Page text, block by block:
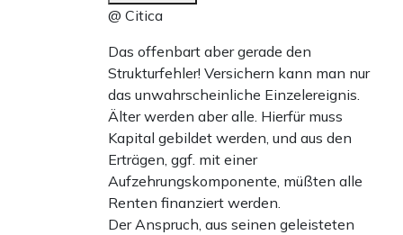
@ Citica
Das offenbart aber gerade den
Strukturfehler! Versichern kann man nur
das unwahrscheinliche Einzelereignis.
Älter werden aber alle. Hierfür muss
Kapital gebildet werden, und aus den
Erträgen, ggf. mit einer
Aufzehrungskomponente, müßten alle
Renten finanziert werden.
Der Anspruch, aus seinen geleisteten